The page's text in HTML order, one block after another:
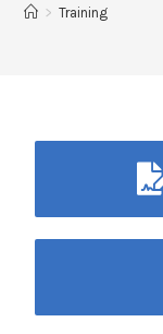
> Training